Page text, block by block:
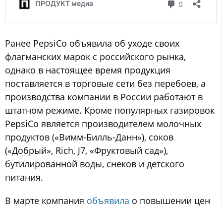
Ранее PepsiCo объявила об уходе своих
флагманских марок с российского рынка,
однако в настоящее время продукция
поставляется в торговые сети без перебоев, а
производства компании в России работают в
штатном режиме. Кроме популярных газировок
PepsiCo является производителем молочных
продуктов («Вимм-Билль-Данн»), соков
(«Добрый», Rich, J7, «Фруктовый сад»),
бутилированной воды, снеков и детского
питания.
В марте компания объявила о повышении цен